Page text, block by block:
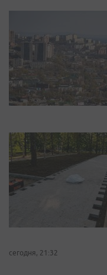
сегодня, 21:32